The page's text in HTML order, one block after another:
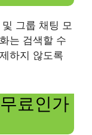
그룹 채팅 모
는 검색할 수
하지 않도록
료인가